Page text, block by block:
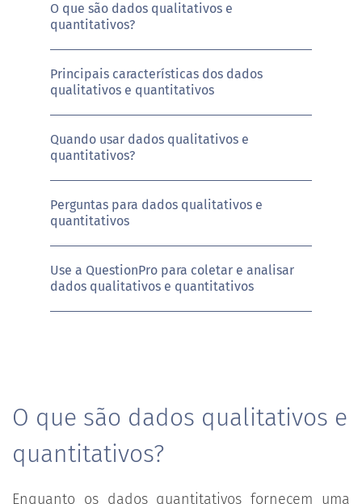
O que são dados qualitativos e
quantitativos?
Principais características dos dados
qualitativos e quantitativos
Quando usar dados qualitativos e
quantitativos?
Perguntas para dados qualitativos e
quantitativos
Use a QuestionPro para coletar e analisar
dados qualitativos e quantitativos
O que são dados qualitativos e
quantitativos?
Enquanto os dados quantitativos fornecem uma